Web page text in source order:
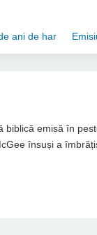
ani de har
emisă în
însuși a